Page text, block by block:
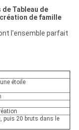
de Tableau de
de famille
l'ensemble parfait
étoile
puis 20 bruts dans le